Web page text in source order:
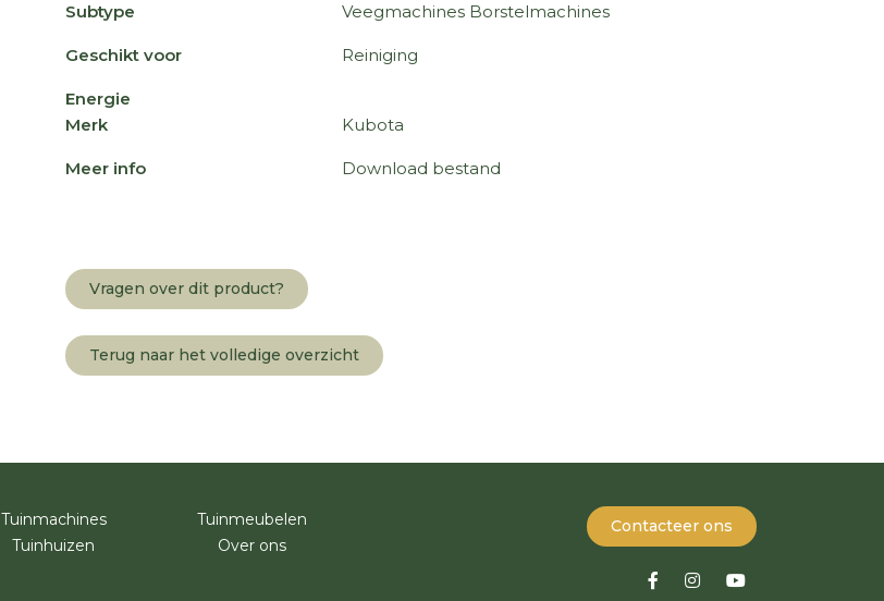
Subtype Veegmachines Borstelmachines
Geschikt voor Reiniging
Energie
Merk
Kubota
Meer info Download bestand
Vragen over dit product?
Terug naar het volledige overzicht
Tuinmachines
Tuinhuizen
Tuinmeubelen
Over ons
Contacteer ons